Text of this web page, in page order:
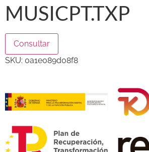
MUSICPT.TXP
Consultar
SKU: 0a1e089d08f8